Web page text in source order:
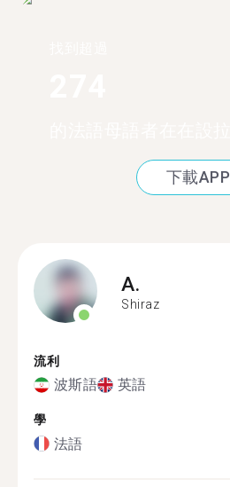
下載APP
A.
Shiraz
流利
波斯語 英語
學
法語